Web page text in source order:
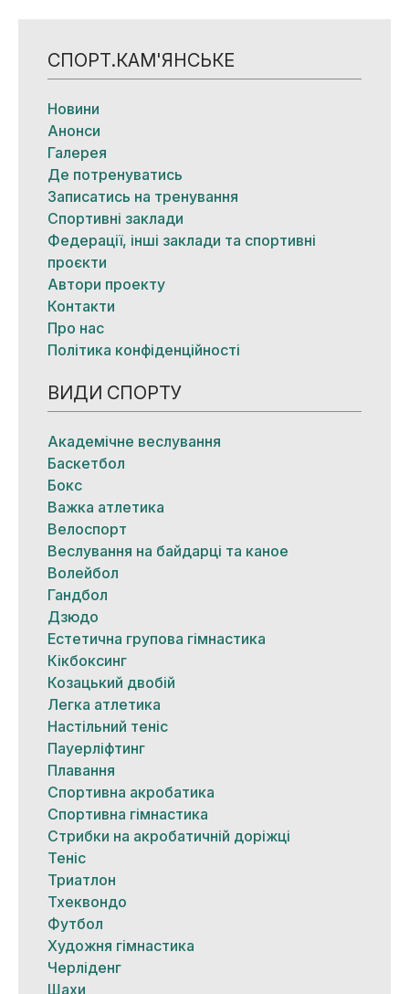
СПОРТ.КАМ'ЯНСЬКЕ
Новини
Анонси
Галерея
Де потренуватись
Записатись на тренування
Спортивні заклади
Федерації, інші заклади та спортивні
проєкти
Автори проекту
Контакти
Про нас
Політика конфіденційності
ВИДИ СПОРТУ
Академічне веслування
Баскетбол
Бокс
Важка атлетика
Велоспорт
Веслування на байдарці та каное
Волейбол
Гандбол
Дзюдо
Естетична групова гімнастика
Кікбоксинг
Козацький двобій
Легка атлетика
Настільний теніс
Пауерліфтинг
Плавання
Спортивна акробатика
Спортивна гімнастика
Стрибки на акробатичній доріжці
Теніс
Триатлон
Тхеквондо
Футбол
Художня гімнастика
Черліденг
Шахи